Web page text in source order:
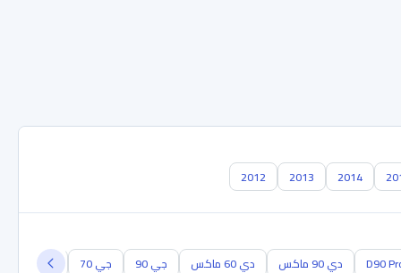
2014
2013
2012
D90 دي 90 ماكس دي 60 ماكس جي 90 جي 70 جي 50 بلس